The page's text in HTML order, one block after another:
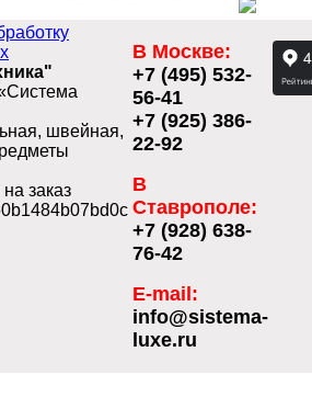
швейная,
заказ
В Москве:
+7 (495) 532-
56-41
+7 (925) 386-
22-92
В
Ставрополе:
+7 (928) 638-
76-42
E-mail:
info@sistema-
luxe.ru